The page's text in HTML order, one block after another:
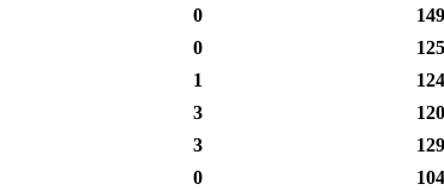
0 149
0 125
1 124
3 120
3 129
0 104